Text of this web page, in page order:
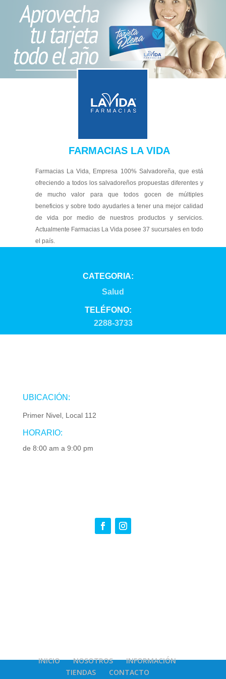
FARMACIAS LA VIDA
Farmacias La Vida, Empresa 100% Salvadoreña, que está
ofreciendo a todos los salvadoreños propuestas diferentes y
de mucho valor para que todos gocen de múltiples
beneficios y sobre todo ayudarles a tener una mejor calidad
de vida por medio de nuestros productos y servicios.
Actualmente Farmacias La Vida posee 37 sucursales en todo
el país.
CATEGORIA:
Salud
TELÉFONO:
2288-3733
UBICACIÓN:
Primer Nivel, Local 112
HORARIO:
de 8:00 am a 9:00 pm
INICIO NOSOTROS
INFORMACIÓN
TIENDAS
CONTACTO